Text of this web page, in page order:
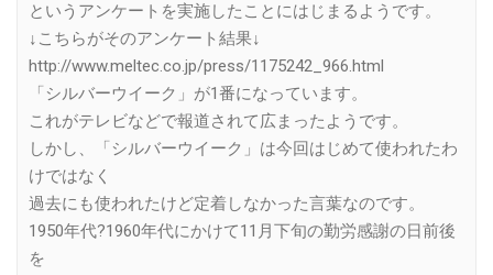
というアンケートを実施したことにはじまるようです。
↓こちらがそのアンケート結果↓
http://www.meltec.co.jp/press/1175242_966.html
「シルバーウイーク」が1番になっています。
これがテレビなどで報道されて広まったようです。
しかし、「シルバーウイーク」は今回はじめて使われたわ
けではなく
過去にも使われたけど定着しなかった言葉なのです。
1950年代?1960年代にかけて11月下旬の勤労感謝の日前後
を